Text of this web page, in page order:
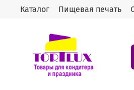
Каталог Пищевая печать